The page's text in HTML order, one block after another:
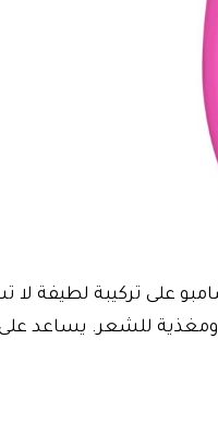
على تركيبة لطيفة لا
ومغذية للشعر. يساعد